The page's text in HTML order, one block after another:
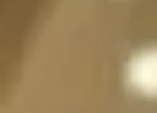
separadas para que